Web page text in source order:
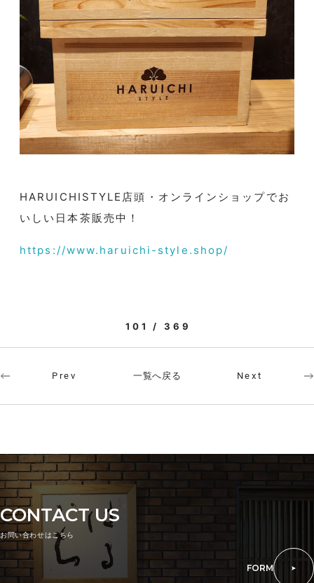
HARUICHISTYLE 店頭・オンラインショップでお
いしい日本茶販売中！
https://www.haruichi-style.shop/
101 / 369
Prev 一覧へ戻る Next
CONTACT US
お問い合わせはこちら
FORM